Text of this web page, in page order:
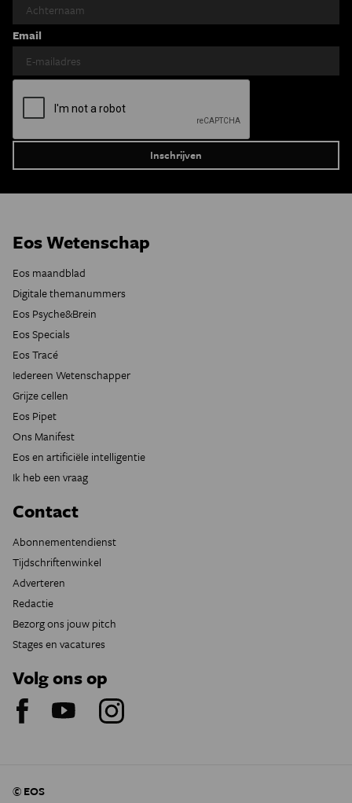
Email
Eos Wetenschap
Eos maandblad
Digitale themanummers
Eos Psyche&Brein
Eos Specials
Eos Tracé
Iedereen Wetenschapper
Grijze cellen
Eos Pipet
Ons Manifest
Eos en artificiële intelligentie
Ik heb een vraag
Contact
Abonnementendienst
Tijdschriftenwinkel
Adverteren
Redactie
Bezorg ons jouw pitch
Stages en vacatures
Volg ons op
© EOS